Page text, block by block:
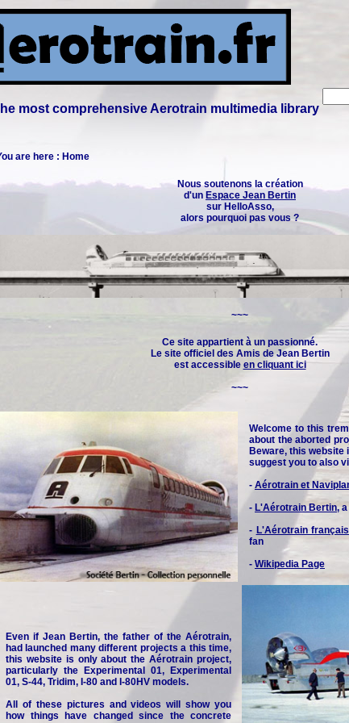
most comprehensive Aerotrain multimedia library
are here : Home
Nous soutenons la création
d'un Espace Jean Bertin
sur HelloAsso,
alors pourquoi pas vous ?
~~~
Ce site appartient à un passionné.
Le site officiel des Amis de Jean Bertin
est accessible en cliquant ici
~~~
Welcome to this
about the aborted
Beware, this website
suggest you to also
- Aérotrain et
- L'Aérotrain Bertin,
- L'Aérotrain français
fan
- Wikipedia Page
Even if Jean Bertin, the father of the Aérotrain,
had launched many different projects a this time,
this website is only about the Aérotrain project,
particularly the Experimental 01, Experimental
01, S-44, Tridim, I-80 and I-80HV models.
All of these pictures and videos will show you
how things have changed since the concrete